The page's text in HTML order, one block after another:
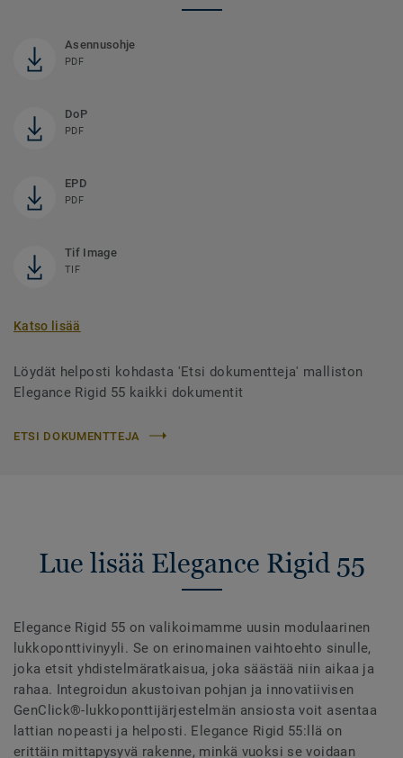
Asennusohje
PDF
DoP
PDF
EPD
PDF
Tif Image
TIF
Katso lisää
Löydät helposti kohdasta 'Etsi dokumentteja' malliston
Elegance Rigid 55 kaikki dokumentit
ETSI DOKUMENTTEJA
Lue lisää Elegance Rigid 55
Elegance Rigid 55 on valikoimamme uusin modulaarinen
lukkoponttivinyyli. Se on erinomainen vaihtoehto sinulle,
joka etsit yhdistelmäratkaisua, joka säästää niin aikaa ja
rahaa. Integroidun akustoivan pohjan ja innovatiivisen
GenClick®-lukkoponttijärjestelmän ansiosta voit asentaa
lattian nopeasti ja helposti. Elegance Rigid 55:llä on
erittäin mittapysyvä rakenne, minkä vuoksi se voidaan